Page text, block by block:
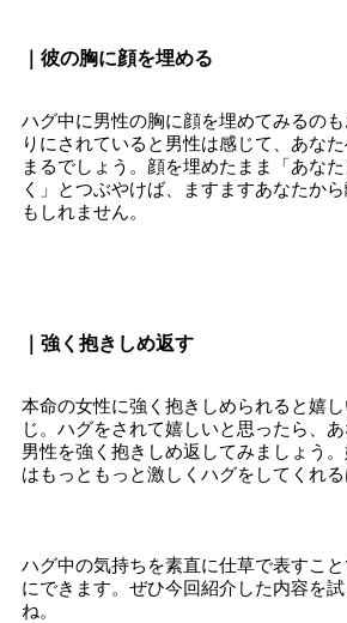
｜彼の胸に顔を埋める
ハグ中に男性の胸に顔を埋めてみるの
りにされていると男性は感じて、あな
まるでしょう。顔を埋めたまま「あな
く」とつぶやけば、ますますあなたか
もしれません。
｜強く抱きしめ返す
本命の女性に強く抱きしめられると嬉
じ。ハグをされて嬉しいと思ったら、
男性を強く抱きしめ返してみましょう
はもっともっと激しくハグをしてくれる
ハグ中の気持ちを素直に仕草で表すこ
にできます。ぜひ今回紹介した内容を
ね。